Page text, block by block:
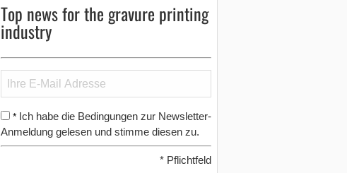
Top news for the gravure printing
industry
* Ich habe die Bedingungen zur Newsletter-
Anmeldung gelesen und stimme diesen zu.
* Pflichtfeld